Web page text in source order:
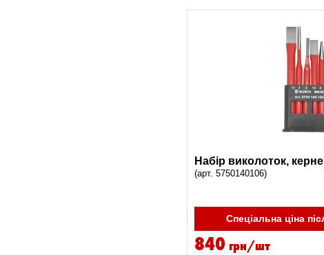
Набір виколоток,
(арт. 5750140106)
Спеціальна ціна
840 грн/шт